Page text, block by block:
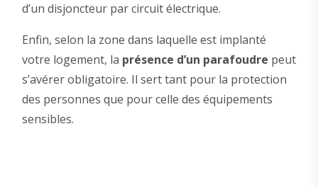
d’un disjoncteur par circuit électrique.
Enfin, selon la zone dans laquelle est implanté
votre logement, la présence d’un parafoudre peut
s’avérer obligatoire. Il sert tant pour la protection
des personnes que pour celle des équipements
sensibles.